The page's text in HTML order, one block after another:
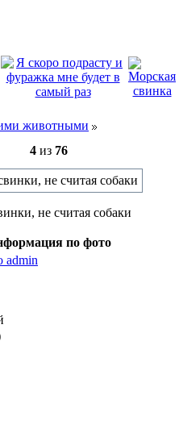
животными
4 из 76
не считая собаки
по фото
admin